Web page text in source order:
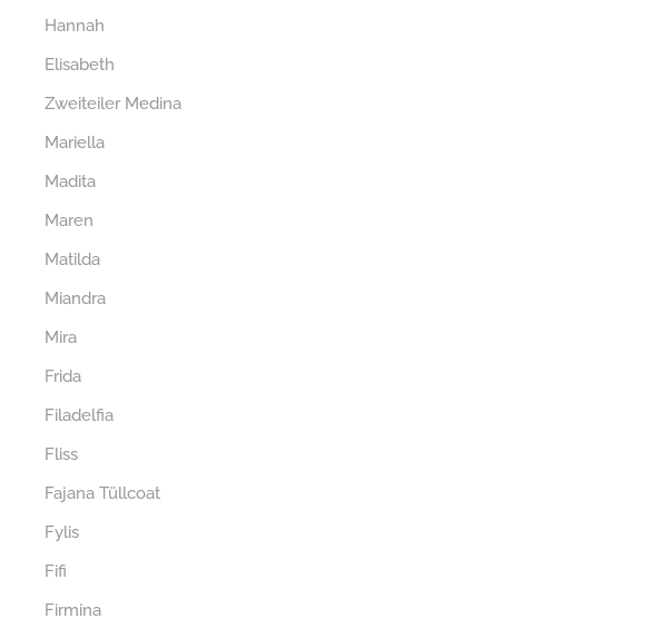
Hannah
Elisabeth
Zweiteiler Medina
Mariella
Madita
Maren
Matilda
Miandra
Mira
Frida
Filadelfia
Fliss
Fajana Tüllcoat
Fylis
Fifi
Firmina